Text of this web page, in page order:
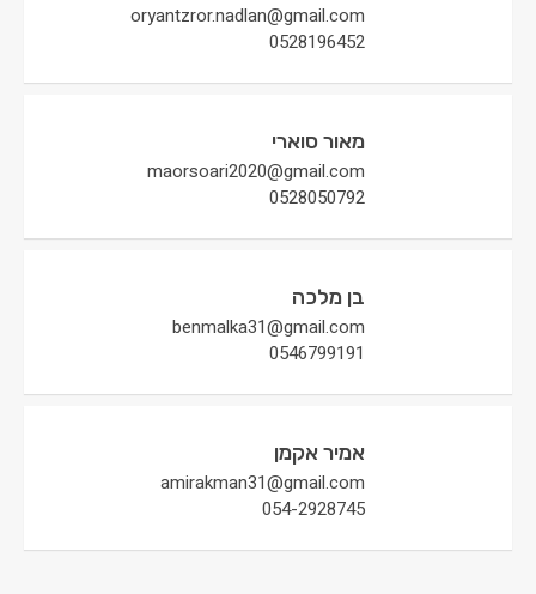
oryantzror.nadlan@gmail.com
0528196452
מאור סוארי
maorsoari2020@gmail.com
0528050792
בן מלכה
benmalka31@gmail.com
0546799191
אמיר אקמן
amirakman31@gmail.com
054-2928745